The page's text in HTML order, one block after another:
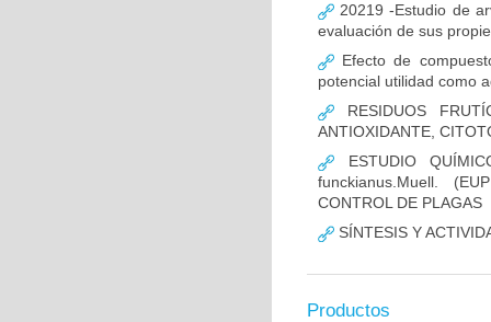
20219 -Estudio de
evaluación de sus
Efecto de
potencial utilidad como
RESIDUOS
ANTIOXIDANTE,
ESTUDIO
funckianus.Muell.
CONTROL DE PLAGAS
SÍNTESIS Y
Productos